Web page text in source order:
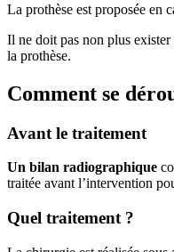
La prothèse est proposée en
Il ne doit pas non plus exister
la prothèse.
Comment se
Avant le traitement
Un bilan radiographique
traitée avant l’intervention
Quel traitement ?